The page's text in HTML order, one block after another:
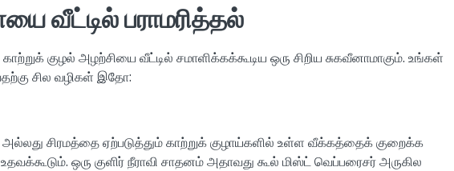
வீட்டில் பராமரித்தல்
குழல் அழற்சியை வீட்டில் சமாளிக்கக்கூடிய ஒரு சிறிய சுகவீனாமாகும். உங்கள்
சில வழிகள் இதோ:
அல்லது சிரமத்தை ஏற்படுத்தும் காற்றுக் குழாய்களில் உள்ள வீக்கத்தைக் குறைக்க
ஒரு குளிர் நீராவி சாதனம் அதாவது கூல் மிஸ்ட் வெப்பரைசர் அருகில